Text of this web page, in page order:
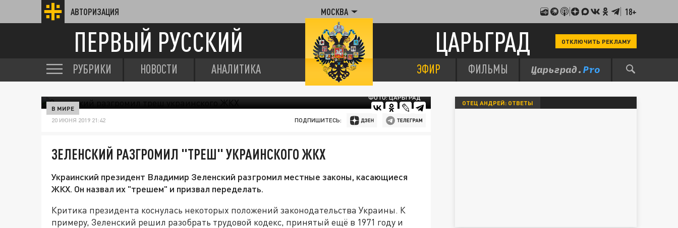
АВТОРИЗАЦИЯ МОСКВА 18+
ПЕРВЫЙ РУССКИЙ ЦАРЬГРАД ОТКЛЮЧИТЬ РЕКЛАМУ
РУБРИКИ НОВОСТИ АНАЛИТИКА ЭФИР ФИЛЬМЫ
ФОТО: ЦАРЬГРАД
В МИРЕ
20 ИЮНЯ 2019 21:42 ПОДПИШИТЕСЬ:
ЗЕЛЕНСКИЙ РАЗГРОМИЛ "ТРЕШ" УКРАИНСКОГО ЖКХ
Украинский президент Владимир Зеленский разгромил местные законы, касающиеся
ЖКХ. Он назвал их "трешем" и призвал переделать.
Критика президента коснулась некоторых положений законодательства Украины. К
примеру, Зеленский решил разобрать трудовой кодекс, принятый ещё в 1971 году и
ОТЕЦ АНДРЕЙ: ОТВЕТЫ